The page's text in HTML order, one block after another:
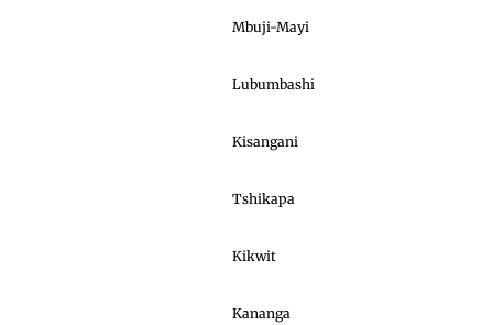
Mbuji-Mayi
Lubumbashi
Kisangani
Tshikapa
Kikwit
Kananga